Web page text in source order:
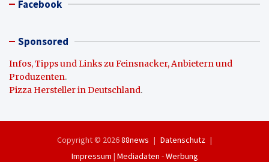
Facebook
Sponsored
Infos, Tipps und Links zu Feinsnacker, Anbietern und
Produzenten.
Pizza Hersteller in Deutschland.
Copyright © 202688news
Datenschutz
Impressum | Mediadaten - Werbung